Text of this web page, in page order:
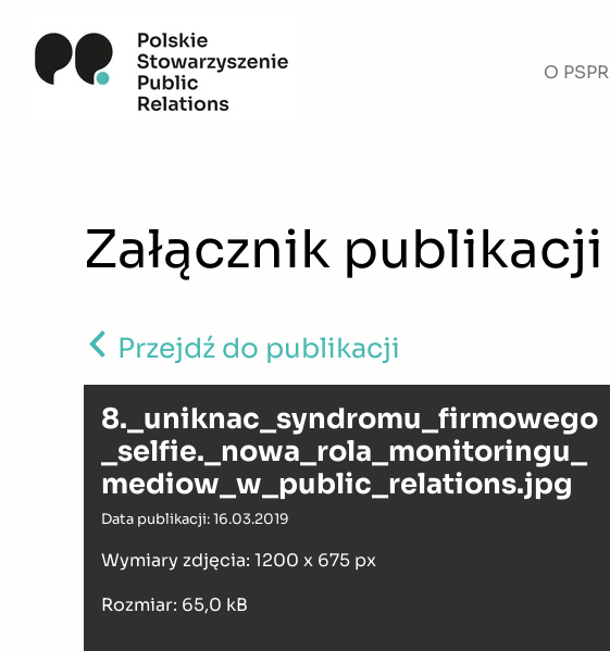
O PSPR
Załącznik publikacji
Przejdź do publikacji
8._uniknac_syndromu_firmowego
_selfie._nowa_rola_monitoringu_
mediow_w_public_relations.jpg
Data publikacji: 16.03.2019
Wymiary zdjęcia: 1200 x 675 px
Rozmiar: 65,0 kB